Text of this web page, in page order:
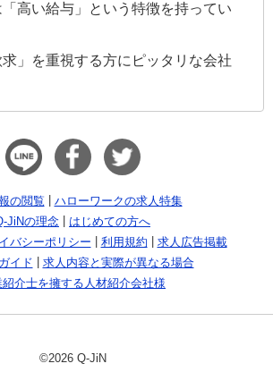
高い給与」という特徴を持ってい
求」を重視する方にピッタリな会社
の閲覧
ハローワークの求人特集
JiNの理念
はじめての方へ
バシーポリシー 利用規約
求人広告掲載
イド
求人内容と実際が異なる場合
紹介士を擁する人材紹介会社様
©2026 Q-JiN